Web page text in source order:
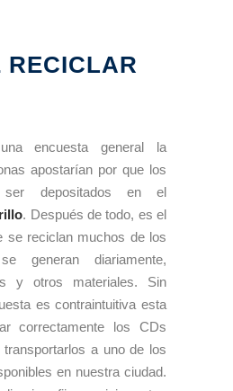
RECICLAR
encuesta general la
apostarían por que los
ser depositados en el
. Después de todo, es el
se reciclan muchos de los
generan diariamente,
y otros materiales. Sin
es contraintuitiva esta
correctamente los CDs
a uno de los
en nuestra ciudad.